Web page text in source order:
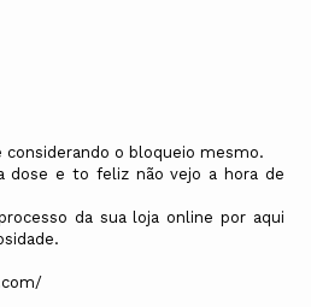
o bloqueio mesmo.
dose e to feliz não vejo a hora de
da sua loja online por aqui